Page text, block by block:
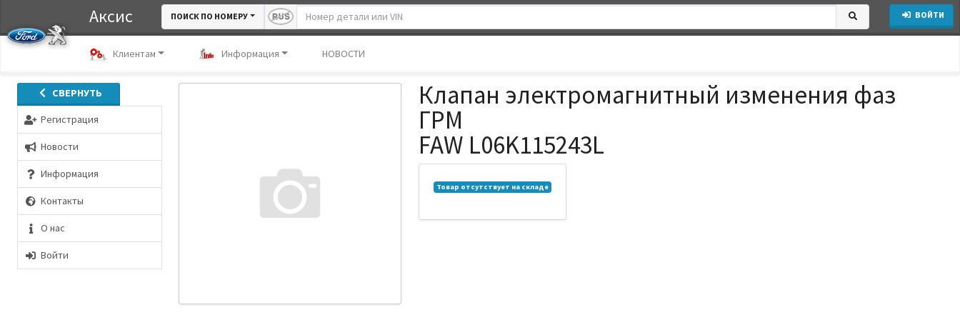
Аксис ПОИСК ПО НОМЕРУ ВОЙТИ
Клиентам Информация НОВОСТИ
СВЕРНУТЬ
Регистрация
Новости
Информация
Контакты
О нас
Войти
Клапан электромагнитный изменения фаз
ГРМ
FAW L06K115243L
Товар отсутствует на складе